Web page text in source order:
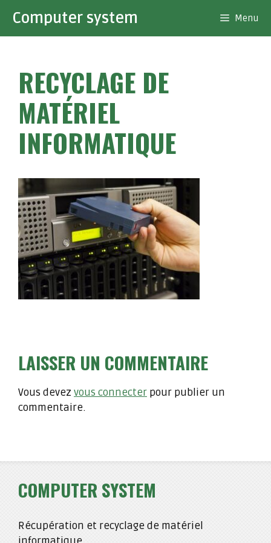
contenu
Computer system Menu
RECYCLAGE DE
MATÉRIEL
INFORMATIQUE
LAISSER UN COMMENTAIRE
Vous devez vous connecter pour publier un
commentaire.
COMPUTER SYSTEM
Récupération et recyclage de matériel